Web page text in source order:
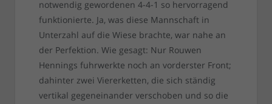
notwendig gewordenen 4-4-1 so hervorragend
funktionierte. Ja, was diese Mannschaft in
Unterzahl auf die Wiese brachte, war nahe an
der Perfektion. Wie gesagt: Nur Rouwen
Hennings fuhrwerkte noch an vorderster Front;
dahinter zwei Viererketten, die sich ständig
vertikal gegeneinander verschoben und so die